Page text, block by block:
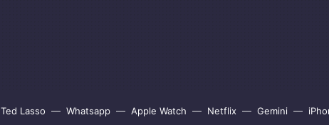
Ted Lasso Whatsapp Apple Watch Netflix Gemini